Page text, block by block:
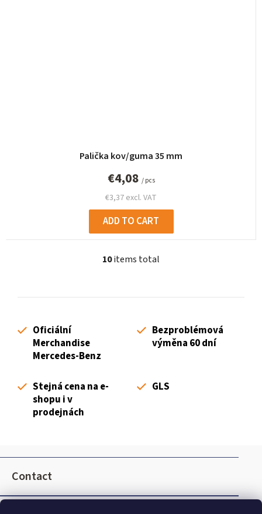
Palička kov/guma 35 mm
€3,37 excl. VAT
€4,08 / pcs
ADD TO CART
L
s
s
10items total
Oficiální
Merchandise
Mercedes-Benz
Bezproblémová
výměna 60 dní
Stejná cena na e-
shopu i v
prodejnách
GLS
F
o
t
Contact